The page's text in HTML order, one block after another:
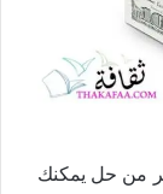
من حل يمكنك